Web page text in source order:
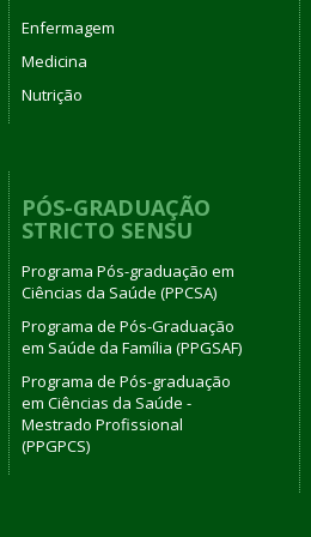
Enfermagem
Medicina
Nutrição
PÓS-GRADUAÇÃO
STRICTO SENSU
Programa Pós-graduação em
Ciências da Saúde (PPCSA)
Programa de Pós-Graduação
em Saúde da Família (PPGSAF)
Programa de Pós-graduação
em Ciências da Saúde -
Mestrado Profissional
(PPGPCS)